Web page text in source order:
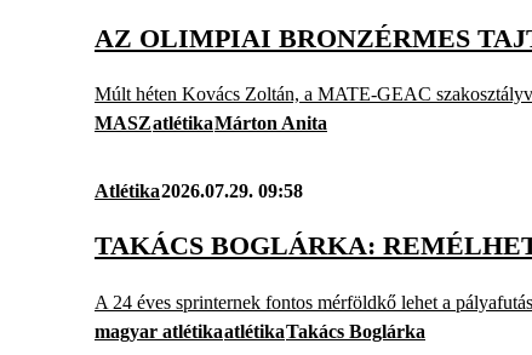
AZ OLIMPIAI BRONZÉRMES
Múlt héten Kovács Zoltán, a MATE-GEAC
MASZatlétikaMárton Anita
Atlétika2026.07.29. 09:58
TAKÁCS BOGLÁRKA:
A 24 éves sprinternek fontos mérföldkő lehet a
magyar atlétikaatlétikaTakács Boglárka